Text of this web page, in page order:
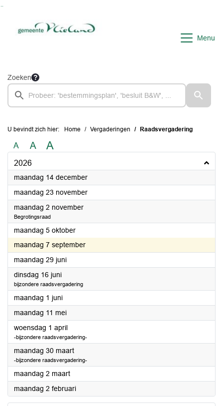
Menu
Zoeken
U bevindt zich hier: Home Vergaderingen Raadsvergadering
A A A
2026
maandag 14 december2026
maandag 23 november2026
maandag 2 november2026
Begrotingsraad
maandag 5 oktober2026
maandag 7 september2026
maandag 29 juni2026
dinsdag 16 juni2026
bijzondere raadsvergadering
maandag 1 juni2026
maandag 11 mei2026
woensdag 1 april2026
-bijzondere raadsvergadering-
maandag 30 maart2026
-bijzondere raadsvergadering-
maandag 2 maart2026
maandag 2 februari2026